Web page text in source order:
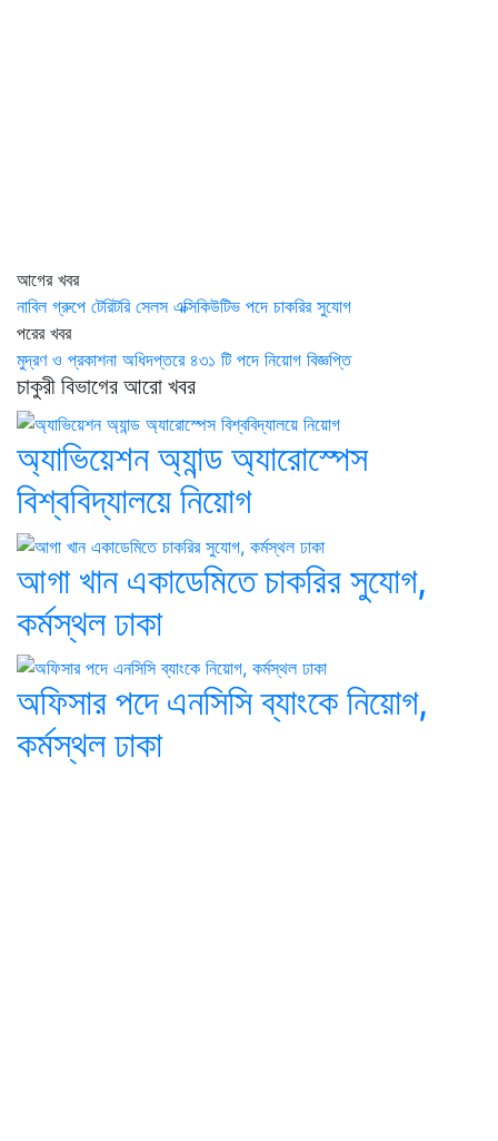
আগের খবর
নাবিল গ্রুপে টেরিটরি সেলস এক্সিকিউটিভ পদে চাকরির সুযোগ
পরের খবর
মুদ্রণ ও প্রকাশনা অধিদপ্তরে ৪৩১ টি পদে নিয়োগ বিজ্ঞপ্তি
চাকুরী বিভাগের আরো খবর
অ্যাভিয়েশন অ্যান্ড অ্যারোস্পেস
বিশ্ববিদ্যালয়ে নিয়োগ
আগা খান একাডেমিতে চাকরির সুযোগ,
কর্মস্থল ঢাকা
অফিসার পদে এনসিসি ব্যাংকে নিয়োগ,
কর্মস্থল ঢাকা